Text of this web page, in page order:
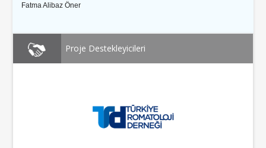
Fatma Alibaz Öner
Proje Destekleyicileri